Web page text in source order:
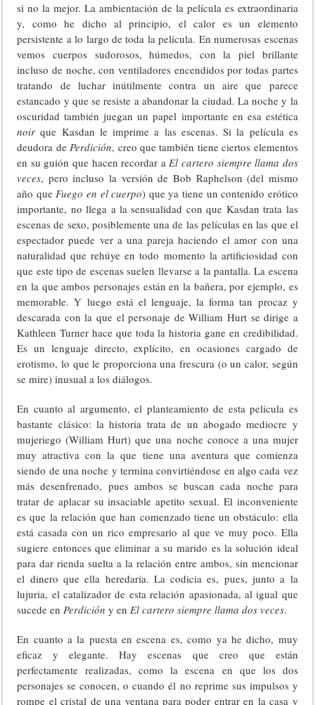
si no la mejor. La ambientación de la película es extraordinaria
y, como he dicho al principio, el calor es un elemento
persistente a lo largo de toda la película. En numerosas escenas
vemos cuerpos sudorosos, húmedos, con la piel brillante
incluso de noche, con ventiladores encendidos por todas partes
tratando de luchar inútilmente contra un aire que parece
estancado y que se resiste a abandonar la ciudad. La noche y la
oscuridad también juegan un papel importante en esa estética
noir que Kasdan le imprime a las escenas. Si la película es
deudora dePerdición, creo que también tiene ciertos elementos
en su guión que hacen recordar aEl cartero siempre llama dos
veces, pero incluso la versión de Bob Raphelson (del mismo
año queFuego en el cuerpo) que ya tiene un contenido erótico
importante, no llega a la sensualidad con que Kasdan trata las
escenas de sexo, posiblemente una de las películas en las que el
espectador puede ver a una pareja haciendo el amor con una
naturalidad que rehúye en todo momento la artificiosidad con
que este tipo de escenas suelen llevarse a la pantalla. La escena
en la que ambos personajes están en la bañera, por ejemplo, es
memorable. Y luego está el lenguaje, la forma tan procaz y
descarada con la que el personaje de William Hurt se dirige a
Kathleen Turner hace que toda la historia gane en credibilidad.
Es un lenguaje directo, explícito, en ocasiones cargado de
erotismo, lo que le proporciona una frescura (o un calor, según
se mire) inusual a los diálogos.
En cuanto al argumento, el planteamiento de esta película es
bastante clásico: la historia trata de un abogado mediocre y
mujeriego (William Hurt) que una noche conoce a una mujer
muy atractiva con la que tiene una aventura que comienza
siendo de una noche y termina convirtiéndose en algo cada vez
más desenfrenado, pues ambos se buscan cada noche para
tratar de aplacar su insaciable apetito sexual. El inconveniente
es que la relación que han comenzado tiene un obstáculo: ella
está casada con un rico empresario al que ve muy poco. Ella
sugiere entonces que eliminar a su marido es la solución ideal
para dar rienda suelta a la relación entre ambos, sin mencionar
el dinero que ella heredaría. La codicia es, pues, junto a la
lujuria, el catalizador de esta relación apasionada, al igual que
sucede enPerdición y enEl cartero siempre llama dos veces.
En cuanto a la puesta en escena es, como ya he dicho, muy
eficaz y elegante. Hay escenas que creo que están
perfectamente realizadas, como la escena en que los dos
personajes se conocen, o cuando él no reprime sus impulsos y
rompe el cristal de una ventana para poder entrar en la casa y